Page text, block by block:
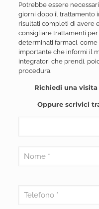
Potrebbe essere
giorni dopo il trattamento
risultati completi di avere
consigliare trattamenti
determinati farmaci,
importante che informi il
integratori che prendi,
procedura.
Richiedi una
Oppure scrivici